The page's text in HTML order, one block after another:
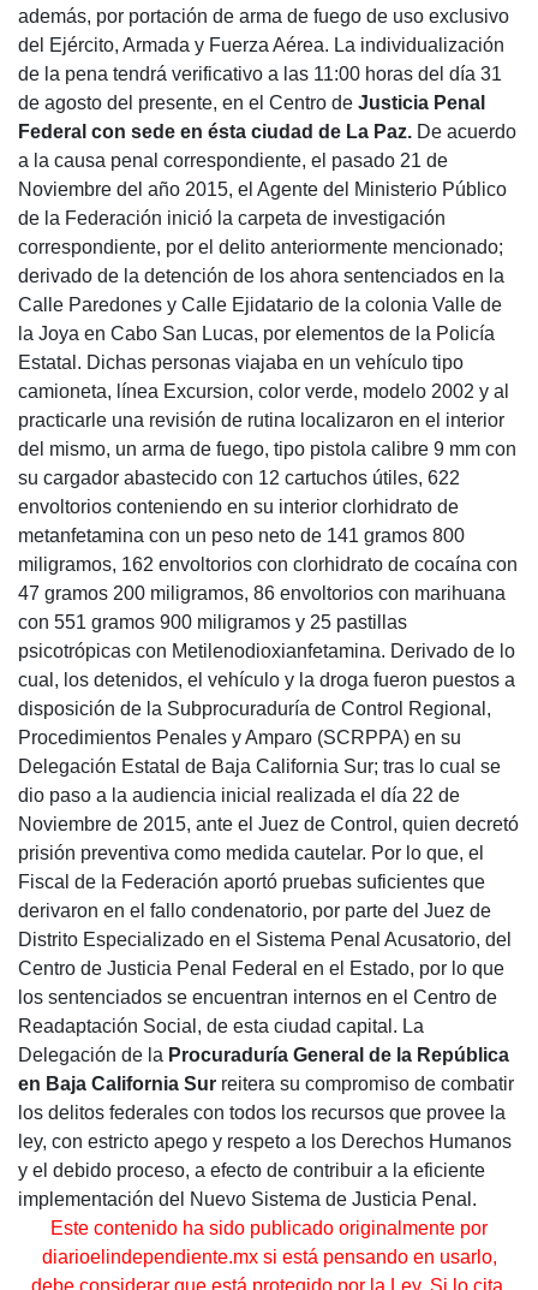
además, por portación de arma de fuego de uso exclusivo
del Ejército, Armada y Fuerza Aérea. La individualización
de la pena tendrá verificativo a las 11:00 horas del día 31
de agosto del presente, en el Centro de Justicia Penal
Federal con sede en ésta ciudad de La Paz. De acuerdo
a la causa penal correspondiente, el pasado 21 de
Noviembre del año 2015, el Agente del Ministerio Público
de la Federación inició la carpeta de investigación
correspondiente, por el delito anteriormente mencionado;
derivado de la detención de los ahora sentenciados en la
Calle Paredones y Calle Ejidatario de la colonia Valle de
la Joya en Cabo San Lucas, por elementos de la Policía
Estatal. Dichas personas viajaba en un vehículo tipo
camioneta, línea Excursion, color verde, modelo 2002 y al
practicarle una revisión de rutina localizaron en el interior
del mismo, un arma de fuego, tipo pistola calibre 9 mm con
su cargador abastecido con 12 cartuchos útiles, 622
envoltorios conteniendo en su interior clorhidrato de
metanfetamina con un peso neto de 141 gramos 800
miligramos, 162 envoltorios con clorhidrato de cocaína con
47 gramos 200 miligramos, 86 envoltorios con marihuana
con 551 gramos 900 miligramos y 25 pastillas
psicotrópicas con Metilenodioxianfetamina. Derivado de lo
cual, los detenidos, el vehículo y la droga fueron puestos a
disposición de la Subprocuraduría de Control Regional,
Procedimientos Penales y Amparo (SCRPPA) en su
Delegación Estatal de Baja California Sur; tras lo cual se
dio paso a la audiencia inicial realizada el día 22 de
Noviembre de 2015, ante el Juez de Control, quien decretó
prisión preventiva como medida cautelar. Por lo que, el
Fiscal de la Federación aportó pruebas suficientes que
derivaron en el fallo condenatorio, por parte del Juez de
Distrito Especializado en el Sistema Penal Acusatorio, del
Centro de Justicia Penal Federal en el Estado, por lo que
los sentenciados se encuentran internos en el Centro de
Readaptación Social, de esta ciudad capital. La
Delegación de la Procuraduría General de la República
en Baja California Sur reitera su compromiso de combatir
los delitos federales con todos los recursos que provee la
ley, con estricto apego y respeto a los Derechos Humanos
y el debido proceso, a efecto de contribuir a la eficiente
implementación del Nuevo Sistema de Justicia Penal.
Este contenido ha sido publicado originalmente por
diarioelindependiente.mx si está pensando en usarlo,
debe considerar que está protegido por la Ley. Si lo cita,